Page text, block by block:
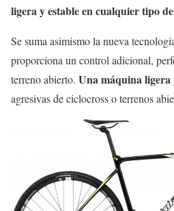
ligera y estable en cualquier tipo
Se suma asimismo la nueva
proporciona un control adicional,
terreno abierto. Una máquina
agresivas de ciclocross o terrenos